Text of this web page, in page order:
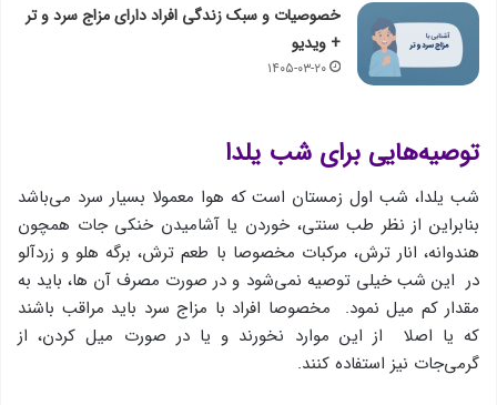
خصوصیات و سبک زندگی افراد دارای مزاج سرد و تر
+ ویدیو
۱۴۰۵-۰۳-۲۰
توصیه‌هایی برای شب یلدا
شب یلدا، شب اول زمستان است كه هوا معمولا بسیار سرد می‌باشد
بنابراین از نظر طب سنتی، خوردن یا آشامیدن خنکی جات همچون
هندوانه، انار ترش، مرکبات مخصوصا با طعم ترش، برگه هلو و زردآلو
در این شب خیلی توصیه نمی‌شود و در صورت مصرف آن ها، باید به
مقدار كم میل نمود. مخصوصا افراد با مزاج سرد باید مراقب باشند
كه یا اصلا از این موارد نخورند و یا در صورت میل كردن، از
گرمی‌جات نیز استفاده كنند.